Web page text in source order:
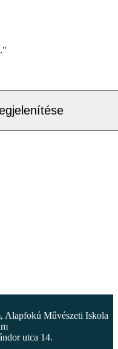
Alapfokú Művészeti Iskola
utca 14.